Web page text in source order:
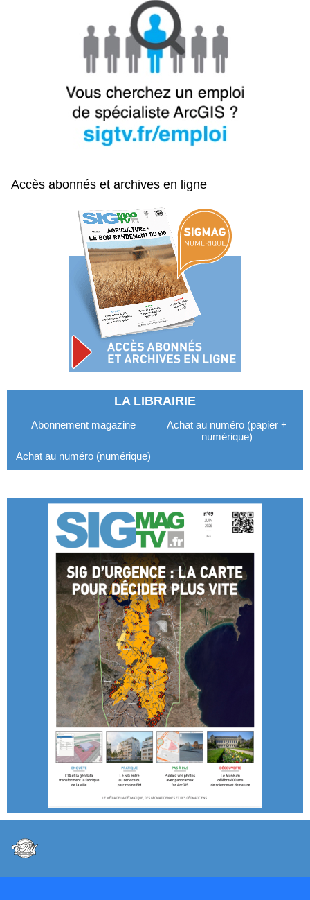
Accès abonnés et archives en ligne
LA LIBRAIRIE
Abonnement magazine
Achat au numéro (papier +
numérique)
Achat au numéro (numérique)